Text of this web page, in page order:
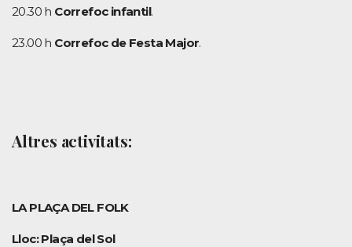
20.30 h Correfoc infantil.
23.00 h Correfoc de Festa Major.
Altres activitats:
LA PLAÇA DEL FOLK
Lloc: Plaça del Sol